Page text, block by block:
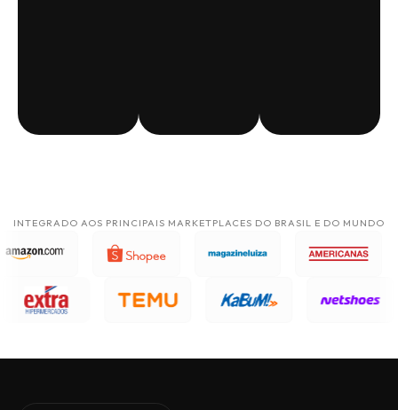
INTEGRADO AOS PRINCIPAIS MARKETPLACES DO BRASIL E DO MUNDO